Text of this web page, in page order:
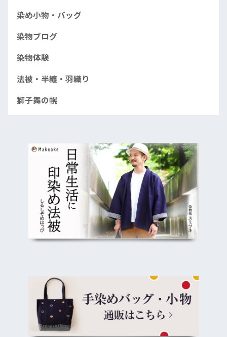
染め小物・バッグ
染物ブログ
染物体験
法被・半纏・羽織り
獅子舞の幌